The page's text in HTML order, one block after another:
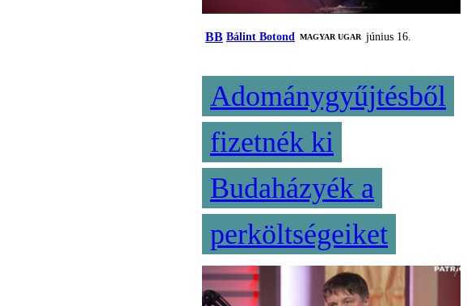
BB Bálint Botond MAGYAR UGAR június 16.
Adománygyűjtésből
fizetnék ki
Budaházyék a
perköltségeiket